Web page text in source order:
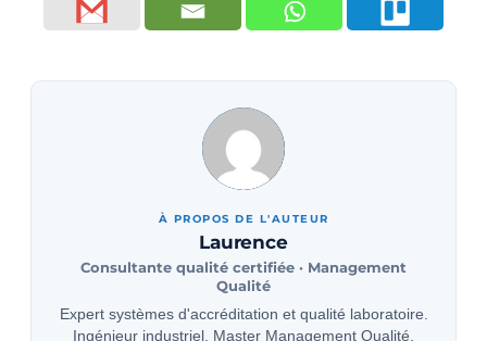
À PROPOS DE L'AUTEUR
Laurence
Consultante qualité certifiée · Management
Qualité
Expert systèmes d'accréditation et qualité laboratoire.
Ingénieur industriel, Master Management Qualité,